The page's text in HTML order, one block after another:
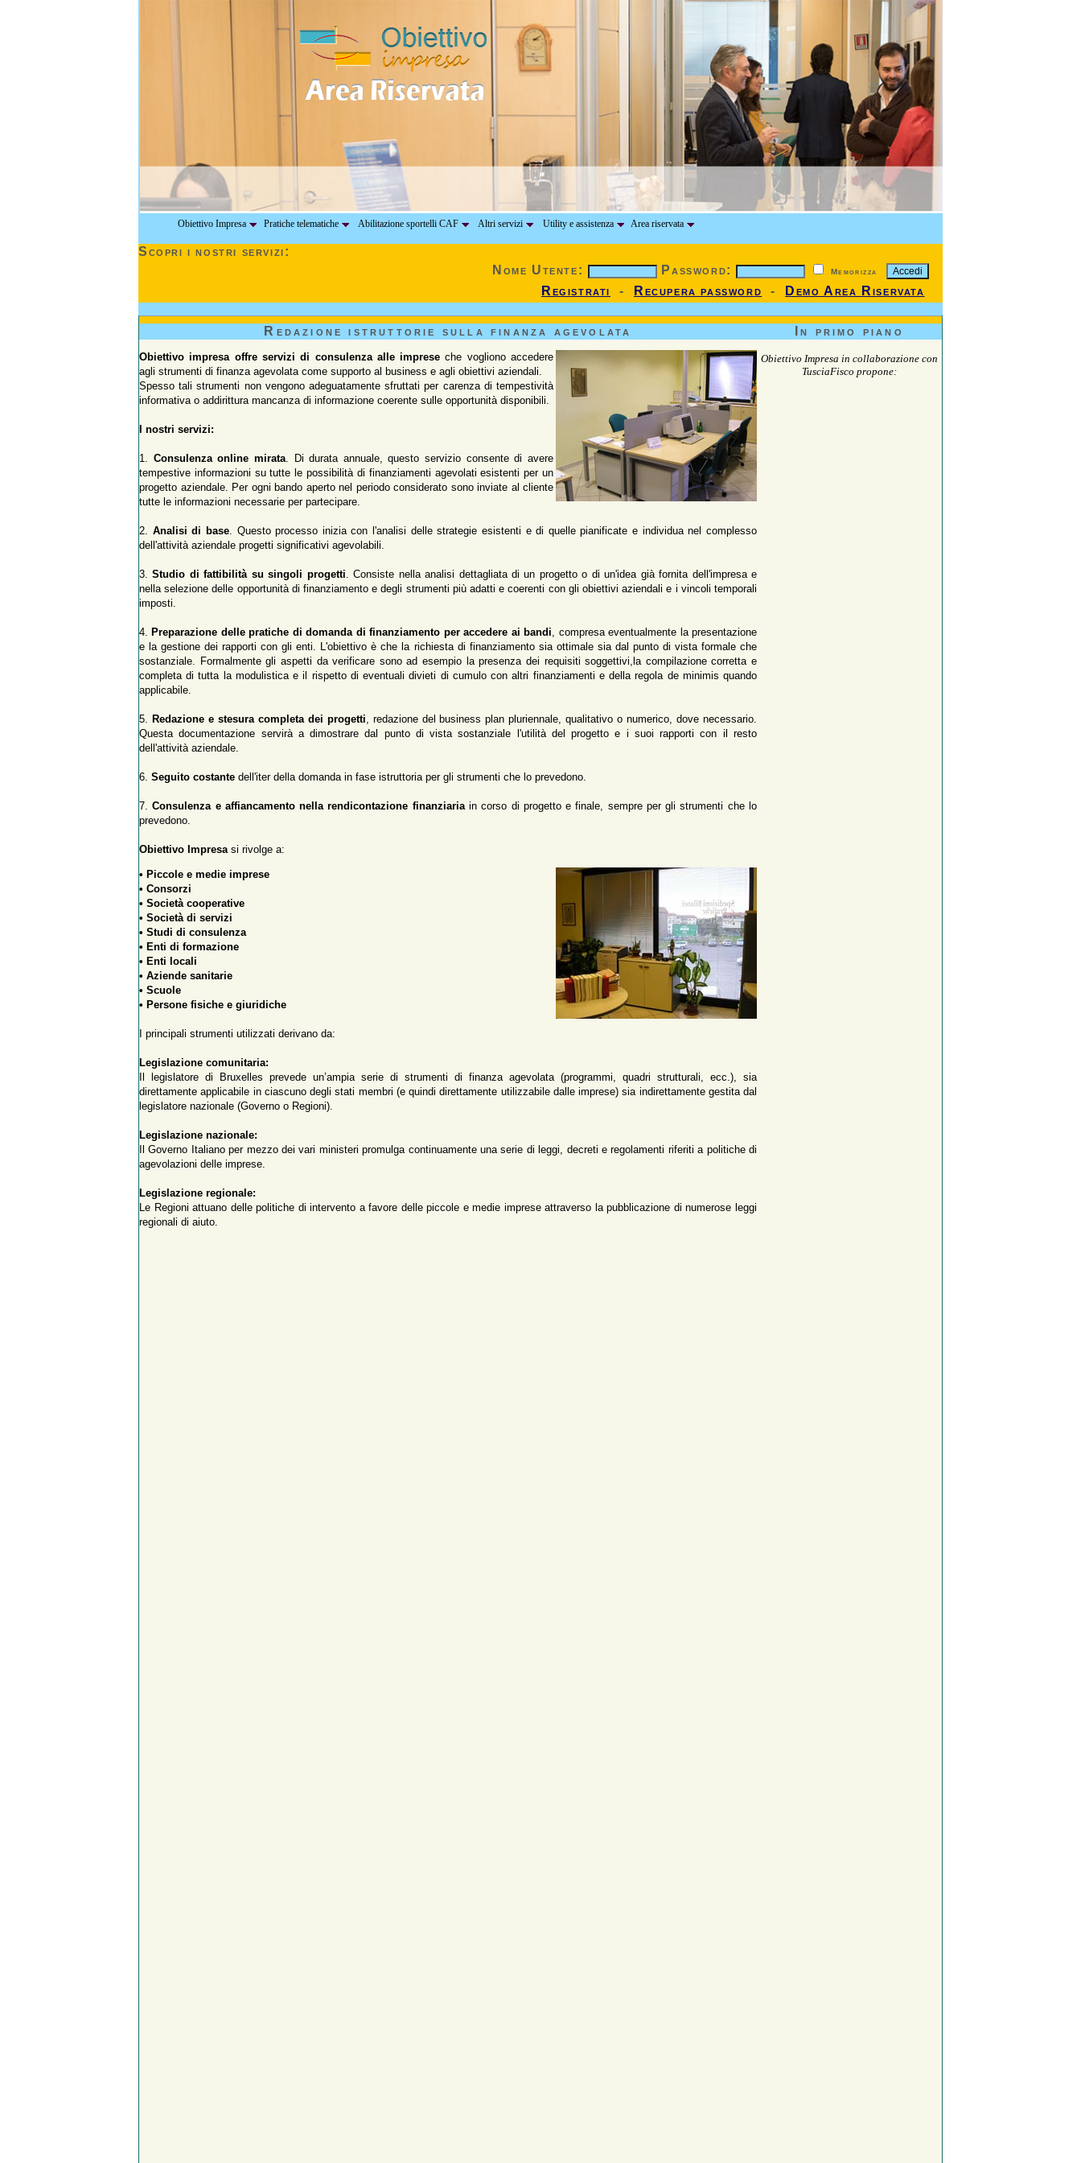
Obiettivo Impresa Pratiche telematiche Abilitazione sportelli CAF Altri servizi Utility e assistenza Area riservata
Scopri i nostri servizi:
Nome Utente:
Password: Memorizza
Registrati - Recupera password - Demo Area Riservata
Redazione istruttorie sulla finanza agevolata
Obiettivo impresa offre servizi di consulenza alle imprese che vogliono accedere
agli strumenti di finanza agevolata come supporto al business e agli obiettivi aziendali.
Spesso tali strumenti non vengono adeguatamente sfruttati per carenza di tempestività
informativa o addirittura mancanza di informazione coerente sulle opportunità disponibili.
I nostri servizi:
1. Consulenza online mirata. Di durata annuale, questo servizio consente di avere
tempestive informazioni su tutte le possibilità di finanziamenti agevolati esistenti per un
progetto aziendale. Per ogni bando aperto nel periodo considerato sono inviate al cliente
tutte le informazioni necessarie per partecipare.
2. Analisi di base. Questo processo inizia con l'analisi delle strategie esistenti e di quelle pianificate e individua nel complesso
dell'attività aziendale progetti significativi agevolabili.
3.Studio di fattibilità su singoli progetti . Consiste nella analisi dettagliata di un progetto o di un'idea già fornita dell'impresa e
nella selezione delle opportunità di finanziamento e degli strumenti più adatti e coerenti con gli obiettivi aziendali e i vincoli temporali
imposti.
4. Preparazione delle pratiche di domanda di finanziamento per accedere ai bandi , compresa eventualmente la presentazione
e la gestione dei rapporti con gli enti. L'obiettivo è che la richiesta di finanziamento sia ottimale sia dal punto di vista formale che
sostanziale. Formalmente gli aspetti da verificare sono ad esempio la presenza dei requisiti soggettivi,la compilazione corretta e
completa di tutta la modulistica e il rispetto di eventuali divieti di cumulo con altri finanziamenti e della regola de minimis quando
applicabile.
5. Redazione e stesura completa dei progetti , redazione del business plan pluriennale, qualitativo o numerico, dove necessario.
Questa documentazione servirà a dimostrare dal punto di vista sostanziale l'utilità del progetto e i suoi rapporti con il resto
dell'attività aziendale.
6. Seguito costante dell'iter della domanda in fase istruttoria per gli strumenti che lo prevedono.
7.Consulenza e affiancamento nella rendicontazione finanziariain corso di progetto e finale, sempre per gli strumenti che lo
prevedono.
Obiettivo Impresa si rivolge a:
• Piccole e medie imprese
• Consorzi
• Società cooperative
• Società di servizi
• Studi di consulenza
• Enti di formazione
• Enti locali
• Aziende sanitarie
• Scuole
• Persone fisiche e giuridiche
I principali strumenti utilizzati derivano da:
Legislazione comunitaria:
Il legislatore di Bruxelles prevede un’ampia serie di strumenti di finanza agevolata (programmi, quadri strutturali, ecc.), sia
direttamente applicabile in ciascuno degli stati membri (e quindi direttamente utilizzabile dalle imprese) sia indirettamente gestita dal
legislatore nazionale (Governo o Regioni).
Legislazione nazionale:
Il Governo Italiano per mezzo dei vari ministeri promulga continuamente una serie di leggi, decreti e regolamenti riferiti a politiche di
agevolazioni delle imprese.
Legislazione regionale:
Le Regioni attuano delle politiche di intervento a favore delle piccole e medie imprese attraverso la pubblicazione di numerose leggi
regionali di aiuto.
In primo piano
Obiettivo Impresa in collaborazione con
TusciaFisco propone: